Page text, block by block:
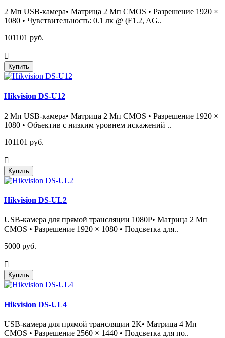
2 Мп USB-камера• Матрица 2 Мп CMOS • Разрешение 1920 ×
1080 • Чувствительность: 0.1 лк @ (F1.2, AG..
101101 руб.
Купить
Hikvision DS-U12
2 Мп USB-камера• Матрица 2 Мп CMOS • Разрешение 1920 ×
1080 • Объектив с низким уровнем искажений ..
101101 руб.
Купить
Hikvision DS-UL2
USB-камера для прямой трансляции 1080P• Матрица 2 Мп
CMOS • Разрешение 1920 × 1080 • Подсветка для..
5000 руб.
Купить
Hikvision DS-UL4
USB-камера для прямой трансляции 2K• Матрица 4 Мп
CMOS • Разрешение 2560 × 1440 • Подсветка для по..